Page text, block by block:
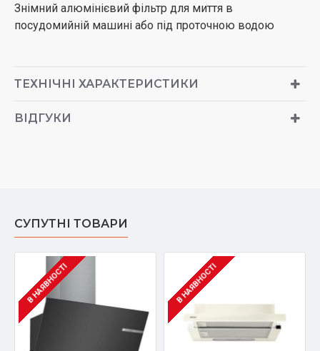
Знімний алюмінієвий фільтр для миття в
посудомийній машині або під проточною водою
ТЕХНІЧНІ ХАРАКТЕРИСТИКИ
ВІДГУКИ
СУПУТНІ ТОВАРИ
В НАЯВНОСТІ В НАЯВНОСТІ